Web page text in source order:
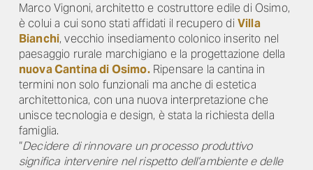
Marco Vignoni, architetto e costruttore edile di Osimo,
è colui a cui sono stati affidati il recupero di Villa
Bianchi, vecchio insediamento colonico inserito nel
paesaggio rurale marchigiano e la progettazione della
nuova Cantina diOsimo.Ripensare la cantina in
termini non solo funzionali ma anche di estetica
architettonica, con una nuova interpretazione che
unisce tecnologia e design, è stata la richiesta della
famiglia.
“Decidere di rinnovare un processo produttivo
significa intervenire nel rispetto dell’ambiente e delle